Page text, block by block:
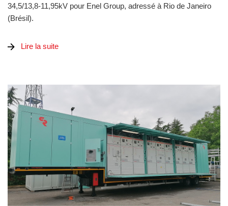
34,5/13,8-11,95kV pour Enel Group, adressé à Rio de Janeiro
(Brésil).
Lire la suite